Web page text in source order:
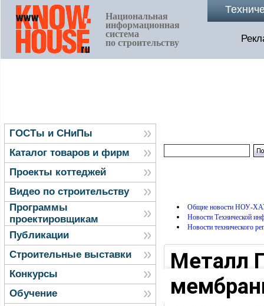
Национальная
информационная
система
по строительству
ГОСТы и СНиПы
Каталог товаров и фирм
Проекты коттеджей
Видео по строительству
Программы
проектировщикам
Публикации
Строительные выставки
Конкурсы
Обучение
Общие новости НОУ-
Новости Технической
Новости технического
Металл